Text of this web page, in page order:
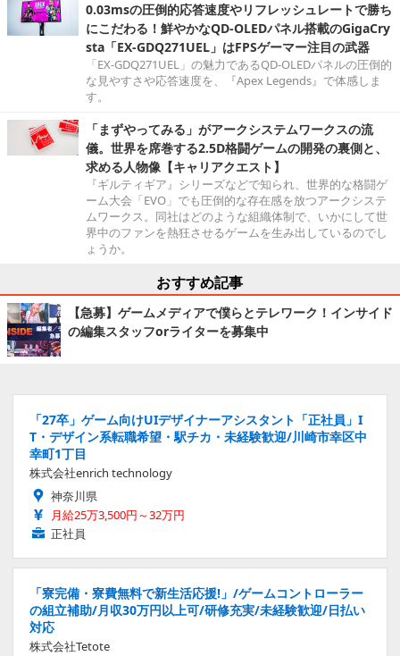
0.03msの圧倒的応答速度やリフレッシュレートで勝ち
にこだわる！鮮やかなQD-OLEDパネル搭載のGigaCry
sta「EX-GDQ271UEL」はFPSゲーマー注目の武器
「EX-GDQ271UEL」の魅力であるQD-OLEDパネルの圧倒的
な見やすさや応答速度を、『Apex Legends』で体感しま
す。
「まずやってみる」がアークシステムワークスの流
儀。世界を席巻する2.5D格闘ゲームの開発の裏側と、
求める人物像【キャリアクエスト】
『ギルティギア』シリーズなどで知られ、世界的な格闘ゲ
ーム大会「EVO」でも圧倒的な存在感を放つアークシステ
ムワークス。同社はどのような組織体制で、いかにして世
界中のファンを熱狂させるゲームを生み出しているのでし
ょうか。
おすすめ記事
【急募】ゲームメディアで僕らとテレワーク！インサイド
の編集スタッフorライターを募集中
「27卒」ゲーム向けUIデザイナーアシスタント「正社員」I
T・デザイン系転職希望・駅チカ・未経験歓迎/川崎市幸区中
幸町1丁目
株式会社enrich technology
神奈川県
月給25万3,500円～32万円
正社員
「寮完備・寮費無料で新生活応援!」/ゲームコントローラー
の組立補助/月収30万円以上可/研修充実/未経験歓迎/日払い
対応
株式会社Tetote